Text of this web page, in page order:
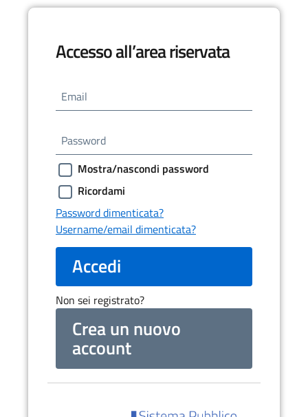
Accesso all’area riservata
Email
Password
Mostra/nascondi password
Ricordami
Password dimenticata?
Username/email dimenticata?
Accedi
Non sei registrato?
Crea un nuovo
account